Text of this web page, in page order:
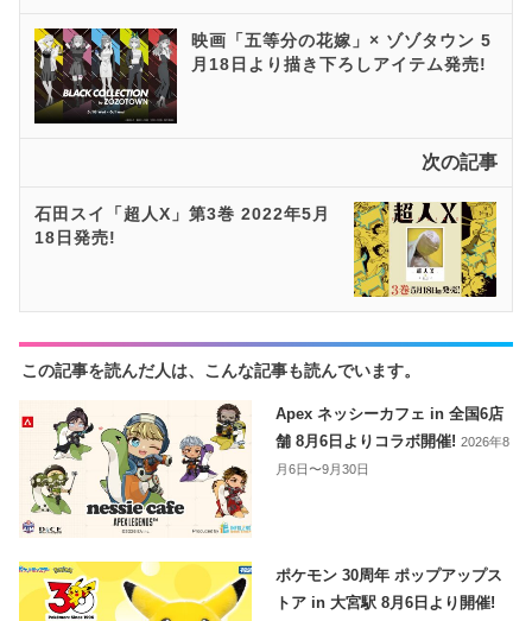
映画「五等分の花嫁」× ゾゾタウン 5
月18日より描き下ろしアイテム発売!
次の記事
石田スイ「超人X」第3巻 2022年5月
18日発売!
この記事を読んだ人は、こんな記事も読んでいます。
Apex ネッシーカフェ in 全国6店
舗 8月6日よりコラボ開催!2026年8
月6日〜9月30日
ポケモン 30周年 ポップアップス
トア in 大宮駅 8月6日より開催!